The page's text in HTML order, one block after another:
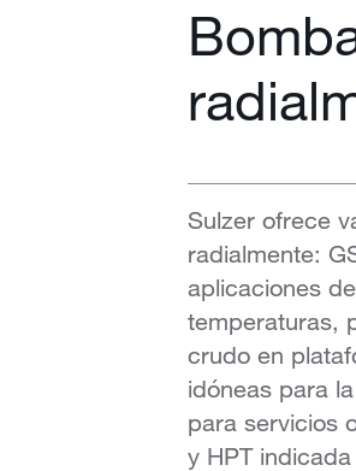
Sulzer ofrece
radialmente:
aplicaciones
temperaturas,
crudo en
idóneas para
para servicios
y HPT